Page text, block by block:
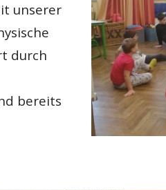
unserer
durch
bereits